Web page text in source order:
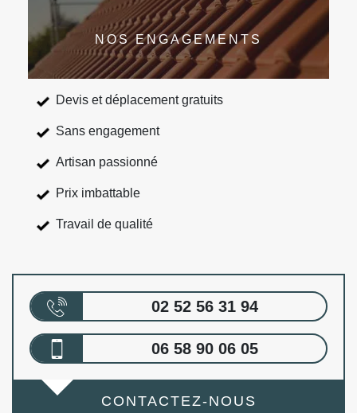
NOS ENGAGEMENTS
Devis et déplacement gratuits
Sans engagement
Artisan passionné
Prix imbattable
Travail de qualité
02 52 56 31 94
06 58 90 06 05
CONTACTEZ-NOUS